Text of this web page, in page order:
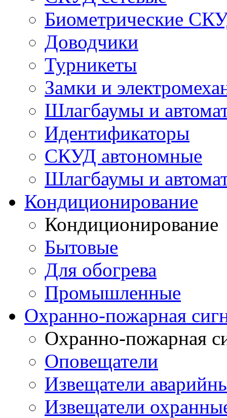
Биометрические
Доводчики
Турникеты
Замки и
Шлагбаумы и
Идентификаторы
СКУД автономные
Шлагбаумы и
Кондиционирование
Кондиционирование
Бытовые
Для обогрева
Промышленные
Охранно-пожарная
Охранно-пожарная
Оповещатели
Извещатели
Извещатели